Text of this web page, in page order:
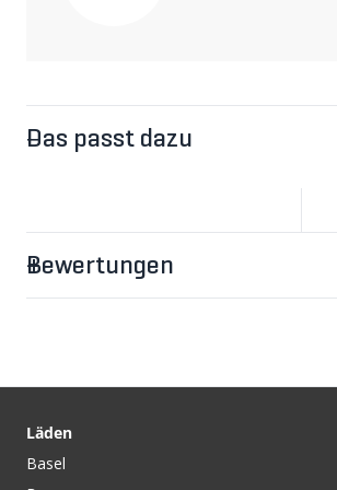
Das passt dazu
Bewertungen
Läden
Basel